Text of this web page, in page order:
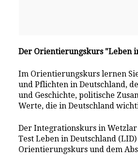
Der Orientierungskurs "Leben
Im Orientierungskurs lernen
und Pflichten in Deutschland,
und Geschichte, politische
Werte, die in Deutschland
Der Integrationskurs in
Test Leben in Deutschland
Orientierungskurs und dem